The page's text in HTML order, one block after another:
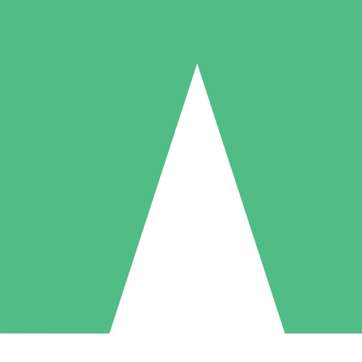
Individuelle Credit-Pakete
nach Bedarf mit Download-Credits. Keine monatliche Verpflichtung